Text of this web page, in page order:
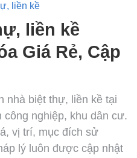
liền kề
Giá Rẻ, Cập
nhà biệt thự, liền kề tại
công nghiệp, khu dân cư.
vị trí, mục đích sử
lý luôn được cập nhật